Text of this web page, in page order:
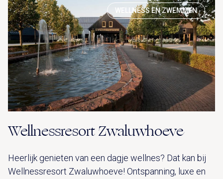
WELLNESS EN ZWEMMEN
Wellnessresort Zwaluwhoeve
Heerlijk genieten van een dagje wellnes? Dat kan bij
Wellnessresort Zwaluwhoeve! Ontspanning, luxe en